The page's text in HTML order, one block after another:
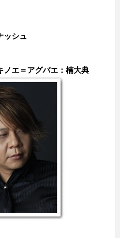
ッシュ
ノエ＝アグバエ：楠大典